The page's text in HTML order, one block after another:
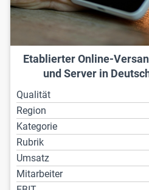
Etablierter Online-
und Server in
Qualität
Region
Kategorie
Rubrik
Umsatz
Mitarbeiter